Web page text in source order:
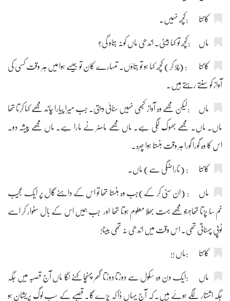
کانتا :کچھ نہیں۔
ماں :کچھ تو کہا بیٹی۔ اندھی ماں کونہ بتاؤ گی؟
کانتا : (چڑ کر) کچھ کہا ہو تو بتاؤں۔ تمہارے کان تو جیسے ہوا میں ہر وقت کسی کی
آواز کو سنتے رہتے ہیں۔
ماں :لیکن مجھے وہ آواز کبھی نہیں سنائی دیتی۔ جب میرا پیارا چاند مجھے کہا کرتا تھا
ماں۔ ماں۔ مجھے بھوک لگی ہے۔ ماں مجھے ماسٹر نے مارا ہے۔ ماں مجھے پیشہ دو۔
اس کا وہ گورا گورا ہر وقت ہنستا ہوا چہرہ۔
کانتا : (ناراضگی سے) ماں۔
ماں : (ان سنی کر کے)جب وہ ہنستا تھا تو اس کے داہنے گال پر ایک عجیب
خم سا پڑتا تھا؟جو مجھے بہت بھلا معلوم ہوتا تھا اور جب ہمیں اس کے بال سنوار کر اسے
ٹوپی پہناتی تھی۔ اس وقت میں اندھی نہ تھی بیٹا!
کانتا :ماں !!
ماں :ایک دن وہ سکول سے دوڑتا دوڑتا گھر پہنچا کہنے لگا ماں آج قصبہ میں جگہ
جگہ اشتہار لگے ہوئے ہیں۔ کہ آج یہاں ڈا کہ پڑے گا۔ قصبے کے سب لوگ پریشان ہو